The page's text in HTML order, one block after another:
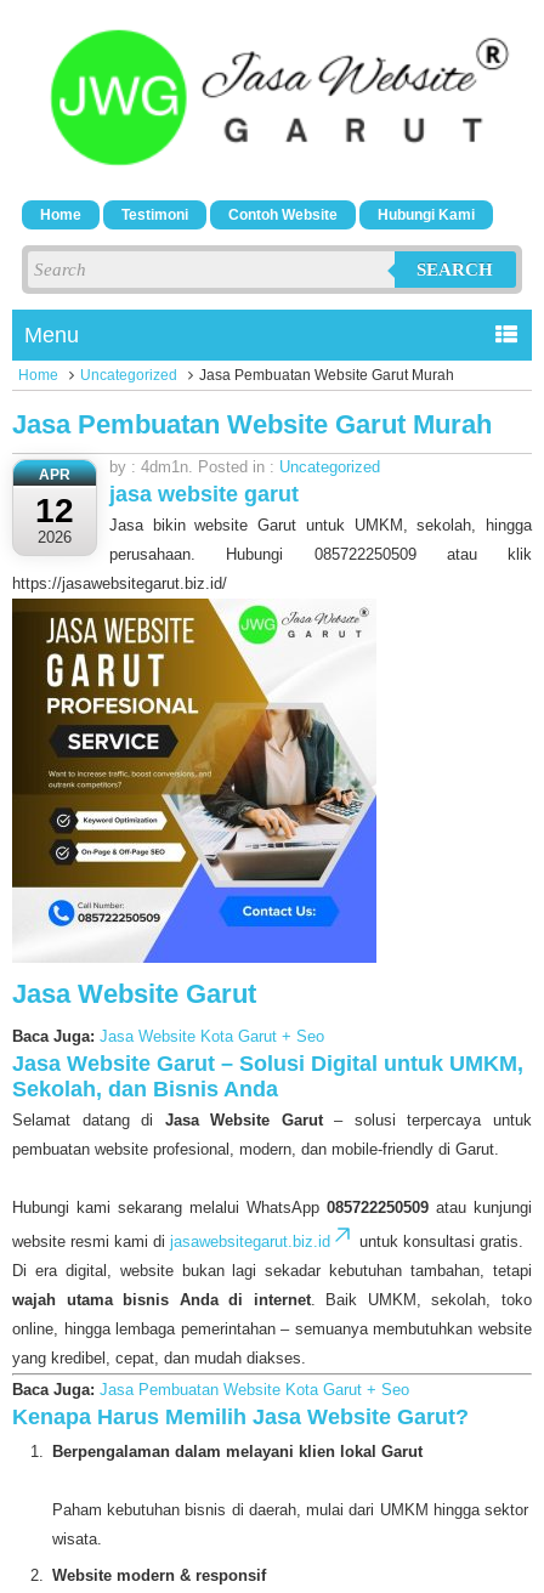
Home Testimoni Contoh Website Hubungi Kami
SEARCH
Menu
Home Uncategorized Jasa Pembuatan Website Garut Murah
Jasa Pembuatan Website Garut Murah
APR
12
2026
by : 4dm1n. Posted in : Uncategorized
jasa website garut
Jasa bikin website Garut untuk UMKM, sekolah, hingga
perusahaan. Hubungi 085722250509 atau klik
https://jasawebsitegarut.biz.id/
Jasa Website Garut
Baca Juga: Jasa Website Kota Garut + Seo
Jasa Website Garut – Solusi Digital untuk UMKM,
Sekolah, dan Bisnis Anda
Selamat datang di Jasa Website Garut– solusi terpercaya untuk
pembuatan website profesional, modern, dan mobile-friendly di Garut.
Hubungi kami sekarang melalui WhatsApp 085722250509 atau kunjungi
website resmi kami di jasawebsitegarut.biz.id
untuk konsultasi gratis.
Di era digital, website bukan lagi sekadar kebutuhan tambahan, tetapi
wajah utama bisnis Anda di internet. Baik UMKM, sekolah, toko
online, hingga lembaga pemerintahan – semuanya membutuhkan website
yang kredibel, cepat, dan mudah diakses.
Baca Juga: Jasa Pembuatan Website Kota Garut + Seo
Kenapa Harus Memilih Jasa Website Garut?
Berpengalaman dalam melayani klien lokal Garut
Paham kebutuhan bisnis di daerah, mulai dari UMKM hingga sektor
wisata.
Website modern & responsif